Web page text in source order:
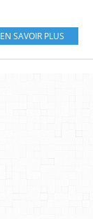
EN SAVOIR PLUS